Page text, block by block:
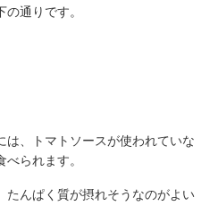
通りです。
は、トマトソースが使われていな
られます。
たんぱく質が摂れそうなのがよい